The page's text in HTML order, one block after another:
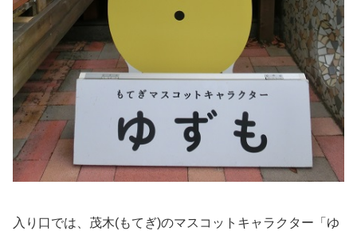
入り口では、茂木(もてぎ)のマスコットキャラクター「ゆ